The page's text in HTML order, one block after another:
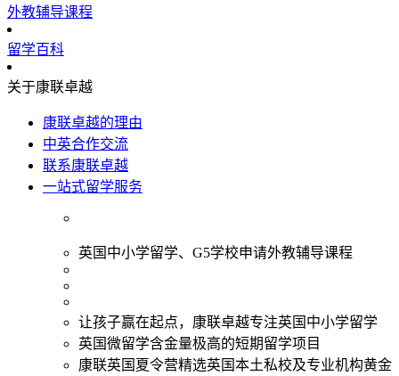
外教辅导课程
留学百科
关于康联卓越
康联卓越的理由
中英合作交流
联系康联卓越
一站式留学服务
英国中小学留学、G5学校申请外教辅导课程
让孩子赢在起点，康联卓越专注英国中小学留学
英国微留学含金量极高的短期留学项目
康联英国夏令营精选英国本土私校及专业机构黄金